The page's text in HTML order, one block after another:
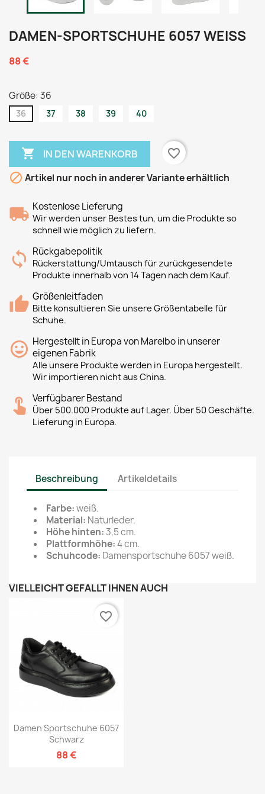
DAMEN-SPORTSCHUHE 6057 WEISS
88 €
Größe: 36
36 37 38 39 40
 IN DEN WARENKORB
favorite_border
 Artikel nur noch in anderer Variante erhältlich
Kostenlose Lieferung
Wir werden unser Bestes tun, um die Produkte so
schnell wie möglich zu liefern.
Rückgabepolitik
Rückerstattung/Umtausch für zurückgesendete
Produkte innerhalb von 14 Tagen nach dem Kauf.
Größenleitfaden
Bitte konsultieren Sie unsere Größentabelle für
Schuhe.
Hergestellt in Europa von Marelbo in unserer
eigenen Fabrik
Alle unsere Produkte werden in Europa hergestellt.
Wir importieren nicht aus China.
Verfügbarer Bestand
Über 500.000 Produkte auf Lager. Über 50 Geschäfte.
Lieferung in Europa.
Beschreibung Artikeldetails
Farbe:weiß.
Material: Naturleder.
Höhe hinten:3,5 cm.
Plattformhöhe:4 cm.
Schuhcode: Damensportschuhe 6057 weiß.
VIELLEICHT GEFÄLLT IHNEN AUCH
Damen Sportschuhe 6057
Schwarz
88 €
favorite_border